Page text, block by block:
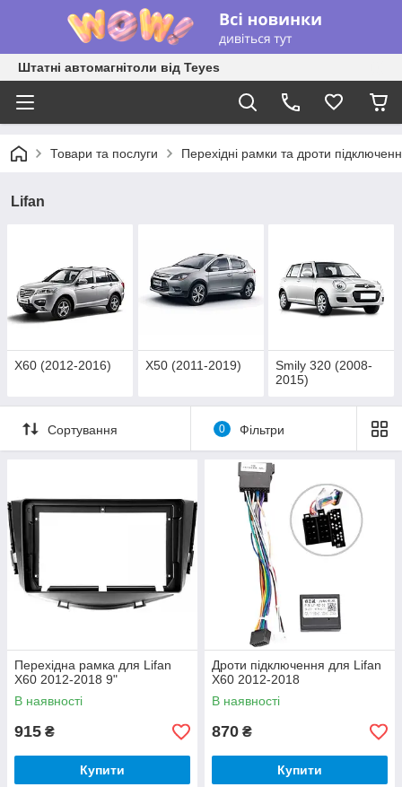
Штатні автомагнітоли від Teyes
Товари та послуги Перехідні рамки та дроти
Lifan
X60 (2012-2016) X50 (2011-2019)
Smily 320 (2008-
2015)
Сортування 0 Фільтри
Перехідна рамка для Lifan
X60 2012-2018 9"
В наявності
915 ₴
Купити
Дроти підключення для Lifan
X60 2012-2018
В наявності
870 ₴
Купити